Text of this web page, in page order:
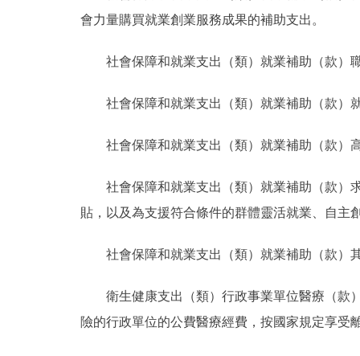
會力量購買就業創業服務成果的補助支出。
社會保障和就業支出（類）就業補助（款）
社會保障和就業支出（類）就業補助（款）
社會保障和就業支出（類）就業補助（款）
社會保障和就業支出（類）就業補助（款）
貼，以及為支援符合條件的群體靈活就業、自主
社會保障和就業支出（類）就業補助（款）
衛生健康支出（類）行政事業單位醫療（款
險的行政單位的公費醫療經費，按國家規定享受